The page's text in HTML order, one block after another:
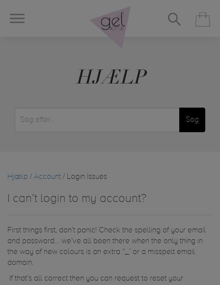
HJÆLP
Søg
Hjælp / Account / Login Issues
I can’t login to my account?
First things first, don’t panic! Check the spelling of your email
and password… we’ve all been there when the only thing in
the way of new colours is an extra “_’ or a misspelt email
domain.
If that’s all correct then you can request to reset your